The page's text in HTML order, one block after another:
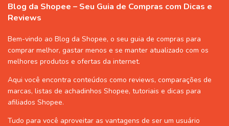
Blog da Shopee – Seu Guia de Compras com Dicas e
Reviews
Bem-vindo ao Blog da Shopee, o seu guia de compras para
comprar melhor, gastar menos e se manter atualizado com os
melhores produtos e ofertas da internet.
Aqui você encontra conteúdos como reviews, comparações de
marcas, listas de achadinhos Shopee, tutoriais e dicas para
afiliados Shopee.
Tudo para você aproveitar as vantagens de ser um usuário